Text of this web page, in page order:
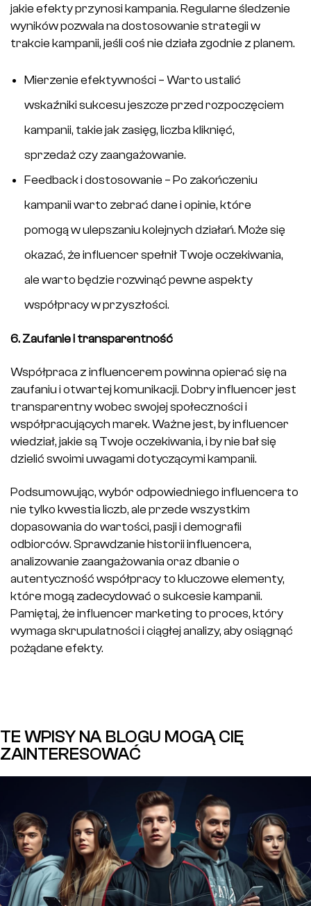
jakie efekty przynosi kampania. Regularne śledzenie
wyników pozwala na dostosowanie strategii w
trakcie kampanii, jeśli coś nie działa zgodnie z planem.
Mierzenie efektywności – Warto ustalić
wskaźniki sukcesu jeszcze przed rozpoczęciem
kampanii, takie jak zasięg, liczba kliknięć,
sprzedaż czy zaangażowanie.
Feedback i dostosowanie – Po zakończeniu
kampanii warto zebrać dane i opinie, które
pomogą w ulepszaniu kolejnych działań. Może się
okazać, że influencer spełnił Twoje oczekiwania,
ale warto będzie rozwinąć pewne aspekty
współpracy w przyszłości.
6. Zaufanie i transparentność
Współpraca z influencerem powinna opierać się na
zaufaniu i otwartej komunikacji. Dobry influencer jest
transparentny wobec swojej społeczności i
współpracujących marek. Ważne jest, by influencer
wiedział, jakie są Twoje oczekiwania, i by nie bał się
dzielić swoimi uwagami dotyczącymi kampanii.
Podsumowując, wybór odpowiedniego influencera to
nie tylko kwestia liczb, ale przede wszystkim
dopasowania do wartości, pasji i demografii
odbiorców. Sprawdzanie historii influencera,
analizowanie zaangażowania oraz dbanie o
autentyczność współpracy to kluczowe elementy,
które mogą zadecydować o sukcesie kampanii.
Pamiętaj, że influencer marketing to proces, który
wymaga skrupulatności i ciągłej analizy, aby osiągnąć
pożądane efekty.
TE WPISY NA BLOGU MOGĄ CIĘ
ZAINTERESOWAĆ